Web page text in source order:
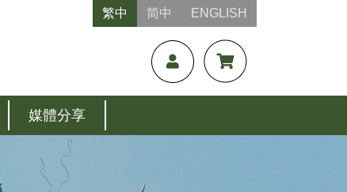
繁中 简中 ENGLISH
媒體分享